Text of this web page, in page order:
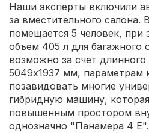
Наши эксперты включили
за вместительного салона.
помещается 5 человек, при
объем 405 л для багажного
возможно за счет
5049х1937 мм, параметрам
позавидовать многие
гибридную машину,
повышенным простором
однозначно "Панамера 4 Е".